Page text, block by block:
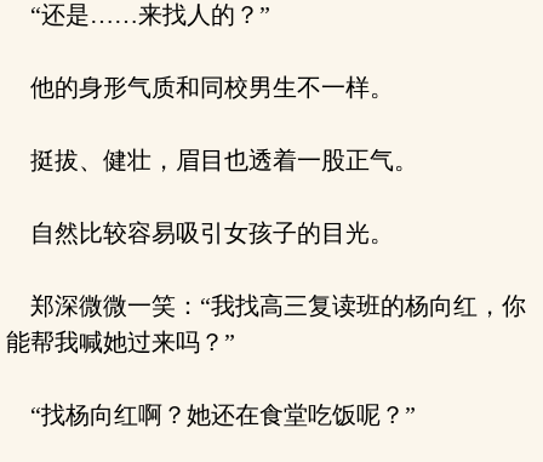
“还是……来找人的？”
他的身形气质和同校男生不一样。
挺拔、健壮，眉目也透着一股正气。
自然比较容易吸引女孩子的目光。
郑深微微一笑：“我找高三复读班的杨向红，你
能帮我喊她过来吗？”
“找杨向红啊？她还在食堂吃饭呢？”